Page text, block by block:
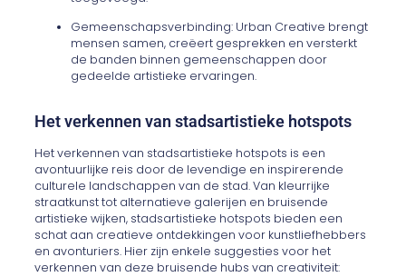
Gemeenschapsverbinding: Urban Creative brengt
mensen samen, creëert gesprekken en versterkt
de banden binnen gemeenschappen door
gedeelde artistieke ervaringen.
Het verkennen van stadsartistieke hotspots
Het verkennen van stadsartistieke hotspots is een
avontuurlijke reis door de levendige en inspirerende
culturele landschappen van de stad. Van kleurrijke
straatkunst tot alternatieve galerijen en bruisende
artistieke wijken, stadsartistieke hotspots bieden een
schat aan creatieve ontdekkingen voor kunstliefhebbers
en avonturiers. Hier zijn enkele suggesties voor het
verkennen van deze bruisende hubs van creativiteit: